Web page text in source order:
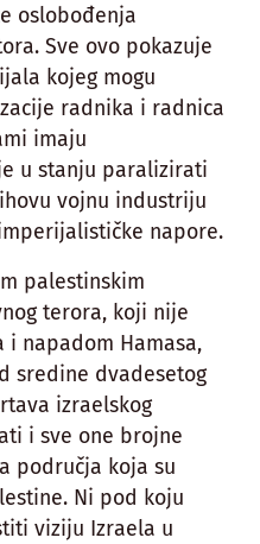
oslobođenja
Sve ovo pokazuje
kojeg mogu
radnika i radnica
imaju
u stanju paralizirati
vojnu industriju
napore.
palestinskim
terora, koji nije
i napadom Hamasa,
sredine dvadesetog
izraelskog
i sve one brojne
područja koja su
Ni pod koju
viziju Izraela u